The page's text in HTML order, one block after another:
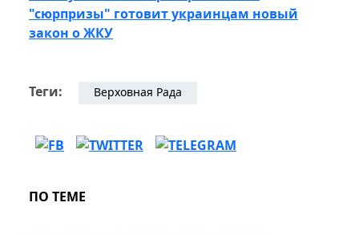
"сюрпризы" готовит украинцам новый
закон о ЖКУ
Теги: Верховная Рада
ПО ТЕМЕ